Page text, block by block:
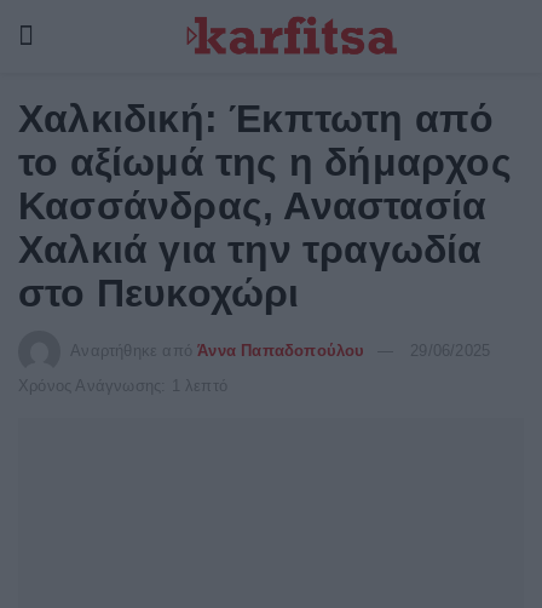
Χαλκιδική: Έκπτωτη από
το αξίωμά της η δήμαρχος
Κασσάνδρας, Αναστασία
Χαλκιά για την τραγωδία
στο Πευκοχώρι
Αναρτήθηκε από Άννα Παπαδοπούλου
29/06/2025
Χρόνος Ανάγνωσης: 1 λεπτό